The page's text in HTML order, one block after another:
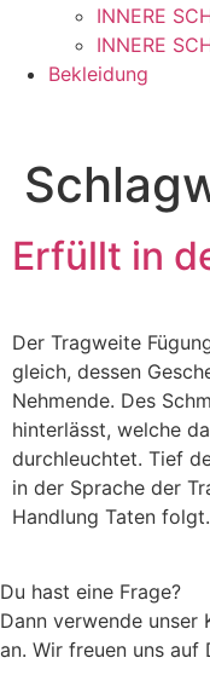
INNERE
INNERE
Bekleidung
Erfüllt in
Der Tragweite
gleich, dessen
Nehmende. Des
hinterlässt, welche
durchleuchtet. Tief
in der Sprache der
Handlung Taten
Du hast eine Frage?
Dann verwende
an. Wir freuen uns